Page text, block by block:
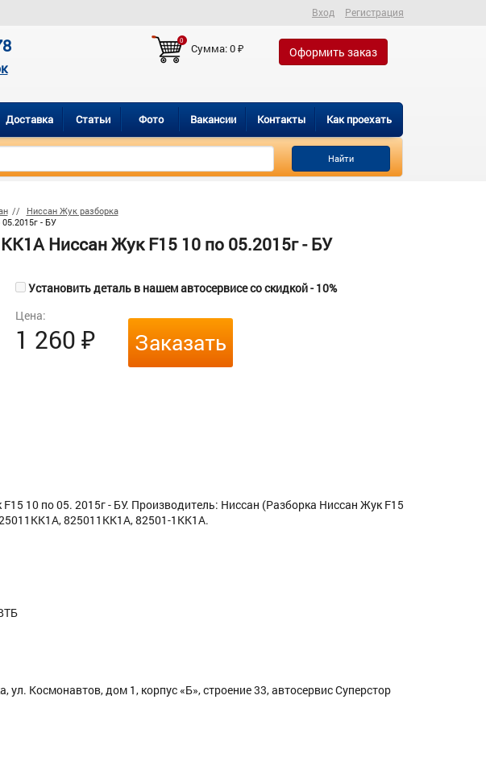
Вход Регистрация
0
Сумма:0₽ Оформить заказ
Доставка Статьи Фото Вакансии Контакты Как проехать
Найти
Ниссан Жук разборка
- БУ
Ниссан Жук F15 10 по 05.2015г - БУ
Установить деталь в нашем автосервисе со скидкой - 10%
Цена:
1 260₽ Заказать
10 по 05. 2015г - БУ. Производитель: Ниссан (Разборка Ниссан Жук F15
825011KK1A, 82501-1KK1A.
Космонавтов, дом 1, корпус «Б», строение 33, автосервис Суперстор